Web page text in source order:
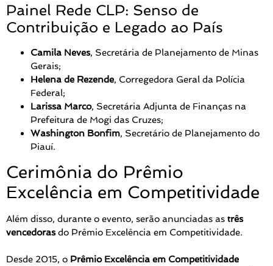
Painel Rede CLP: Senso de
Contribuição e Legado ao País
Camila Neves, Secretária de Planejamento de Minas
Gerais;
Helena de Rezende, Corregedora Geral da Polícia
Federal;
Larissa Marco, Secretária Adjunta de Finanças na
Prefeitura de Mogi das Cruzes;
Washington Bonfim, Secretário de Planejamento do
Piauí.
Cerimônia do Prêmio
Excelência em Competitividade
Além disso, durante o evento, serão anunciadas as três
vencedorasdo Prêmio Excelência em Competitividade.
Desde 2015, o Prêmio Excelência em Competitividade